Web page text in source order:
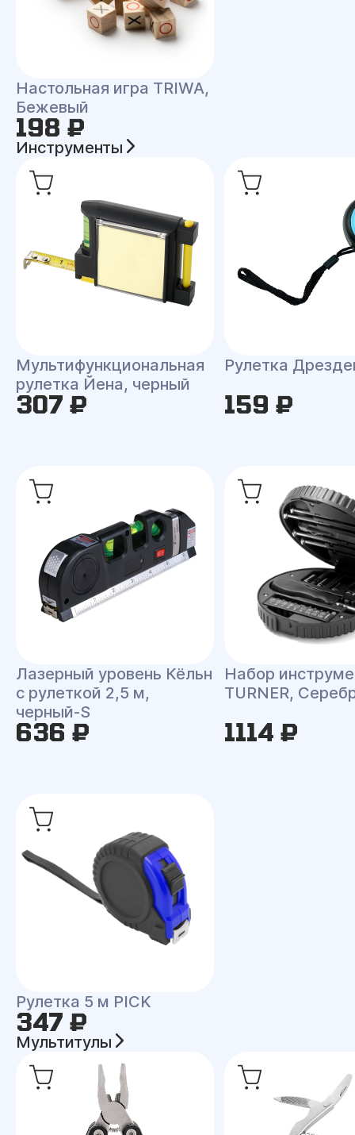
Настольная игра TRIWA,
Бежевый
198 ₽
Инструменты
Мультифункциональная
рулетка Йена, черный
307 ₽
Рулетка
159 ₽
Лазерный уровень Кёльн
с рулеткой 2,5 м,
черный-S
636 ₽
Набор
TURNER,
1114 ₽
Рулетка 5 м PICK
347 ₽
Мультитулы